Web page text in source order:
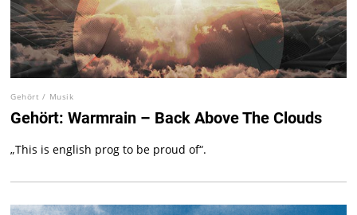
Gehört / Musik
Gehört: Warmrain – Back Above The Clouds
„This is english prog to be proud of“.